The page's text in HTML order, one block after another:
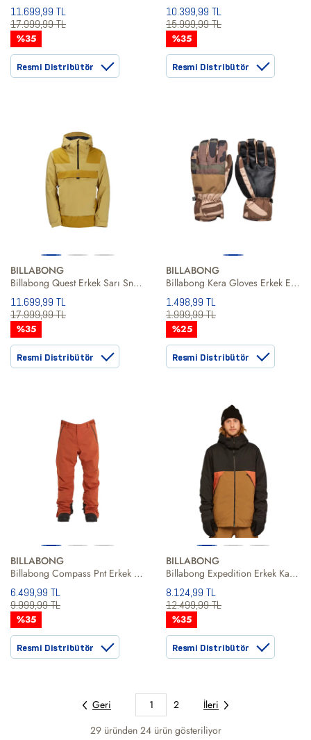
11.699,99 TL
17.999,99 TL
%35
Resmi Distribütör
10.399,99 TL
15.999,99 TL
%35
Resmi Distribütör
BILLABONG
Billabong Quest Erkek Sarı Snowboard Ceketi
11.699,99 TL
17.999,99 TL
%35
Resmi Distribütör
BILLABONG
Billabong Kera Gloves Erkek Eldiven
1.498,99 TL
1.999,99 TL
%25
Resmi Distribütör
BILLABONG
Billabong Compass Pnt Erkek Kırmızı Snowboard Pantolonu
6.499,99 TL
9.999,99 TL
%35
Resmi Distribütör
BILLABONG
Billabong Expedition Erkek Kahverengi Snowboard Ceketi
8.124,99 TL
12.499,99 TL
%35
Resmi Distribütör
Geri 1 2
İleri
29 üründen 24 ürün gösteriliyor